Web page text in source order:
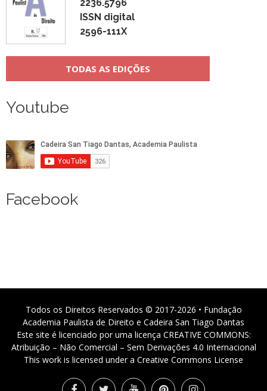
2236.5796
ISSN digital
2596-111X
TODAS AS EDIÇÕES
Youtube
Facebook
Todos os Direitos Reservados © 2017-2026 • Fundação
Academia Paulista de Direito e Cadeira San Tiago Dantas
Este site é licenciado por uma licença CREATIVE COMMONS:
Atribuição – Não Comercial – Sem Derivações 4.0 Internacional
This work is licensed under a Creative Commons License